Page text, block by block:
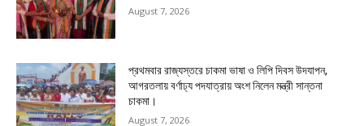
August 7, 2026
প্রথমবার রাজ্যস্তরে চাকমা ভাষা ও লিপি দিবস উদযাপন,
আগরতলায় বর্ণাঢ্য পদযাত্রায় অংশ নিলেন মন্ত্রী সান্তনা
চাকমা।
August 7, 2026